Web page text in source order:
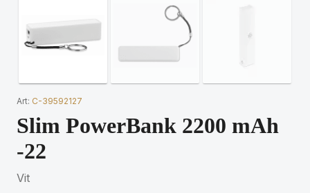
Art: C-39592127
Slim PowerBank 2200 mAh
-22
Vit